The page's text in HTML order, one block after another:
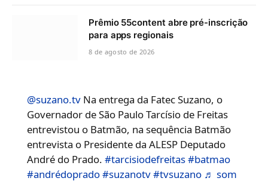
Prêmio 55content abre pré-inscrição
para apps regionais
8 de agosto de 2026
@suzano.tv Na entrega da Fatec Suzano, o
Governador de São Paulo Tarcísio de Freitas
entrevistou o Batmão, na sequência Batmão
entrevista o Presidente da ALESP Deputado
André do Prado.#tarcisiodefreitas#batmao
#andrédoprado#suzanotv#tvsuzano ♬ som